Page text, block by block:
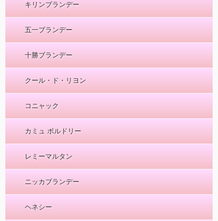
キリンブランデー
五一ブランデー
十勝ブランデー
クール・ド・リヨン
コニャック
カミュ ボルドリー
レミーマルタン
ニッカブランデー
ヘネシー